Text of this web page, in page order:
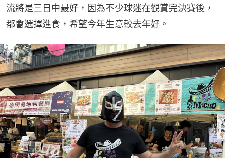
流將是三日中最好，因為不少球迷在觀賞完決賽後，
都會選擇進食，希望今年生意較去年好。